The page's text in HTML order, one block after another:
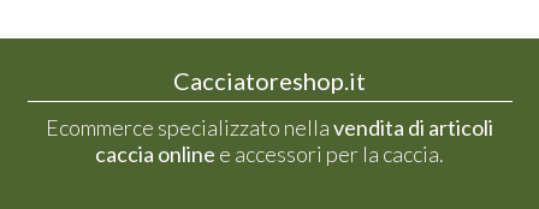
Cacciatoreshop.it
Ecommerce specializzato nellavendita di articoli
caccia online e accessori per la caccia.